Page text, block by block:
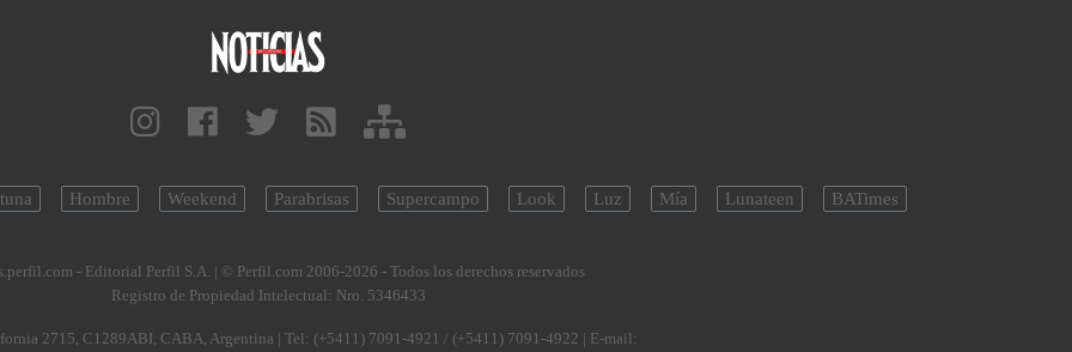
Hombre Weekend Parabrisas Supercampo Look Luz Mía Lunateen BATimes
- Editorial Perfil S.A. | © Perfil.com 2006-2026 - Todos los derechos reservados
Registro de Propiedad Intelectual: Nro. 5346433
2715, C1289ABI, CABA, Argentina | Tel: (+5411) 7091-4921 / (+5411) 7091-4922 | E-mail: